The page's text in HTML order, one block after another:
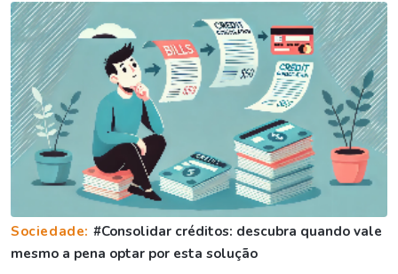
Sociedade: #Consolidar créditos: descubra quando vale
mesmo a pena optar por esta solução